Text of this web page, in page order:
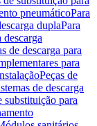
pneumáticoPara
duplaPara
descarga
de descarga para
para
Peças de
de descarga
substituição para